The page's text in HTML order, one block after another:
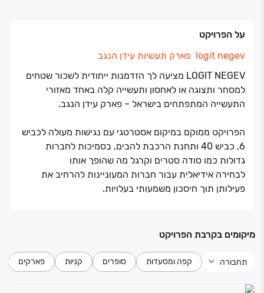
על הפרויקט
logit negev פארק תעשיות עידן הנגב
LOGIT NEGEV מציעה לך הזדמנות ייחודית לשכור שטחים
למסחר ותצוגה או לאחסון ותעשייה קלה באחד מאזורי
התעשייה המתפתחים בישראל ‏– פארק עידן הנגב.
הפרויקט ממוקם במיקום אסטרטגי עם נגישות מעולה לכביש
‏6, כביש ‏40 ותחנת הרכבת להבים, בסמיכות לחברות
גדולות כמו סודה סטרים וקרגל מה שהופך אותו
לבחירה אידיאלית עבור חברות המעוניינות להרחיב את
פעילותן תוך חיסכון משמעותי בעלויות.
המסחר , התעשייה, הלוגיסטיקה והאחסנה. הפרויקט מציע
וטעינה עומסים וגובה יוצאים מהכלל ובקרבה לצירים מרכזיים
והכל בתכנון אדריכלי מוקפד בשיתוף עם מומחי לוגיסטיקה
מיקומים בקרבת הפרויקט
תחבורה קפה ומסעדות סופרים קניות פארקים